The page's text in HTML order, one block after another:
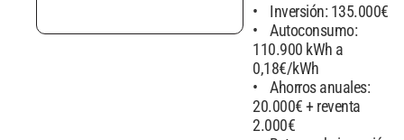
Inversión: 135.000€
Autoconsumo:
110.900 kWh a
0,18€/kWh
Ahorros anuales:
20.000€ + reventa
2.000€